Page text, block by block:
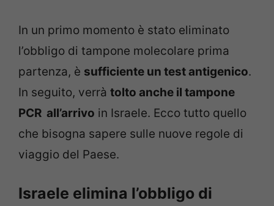
In un primo momento è stato eliminato
l’obbligo di tampone molecolare prima
partenza, è sufficiente un test antigenico.
In seguito, verrà tolto anche il tampone
PCR all’arrivo in Israele. Ecco tutto quello
che bisogna sapere sulle nuove regole di
viaggio del Paese.
Israele elimina l’obbligo di